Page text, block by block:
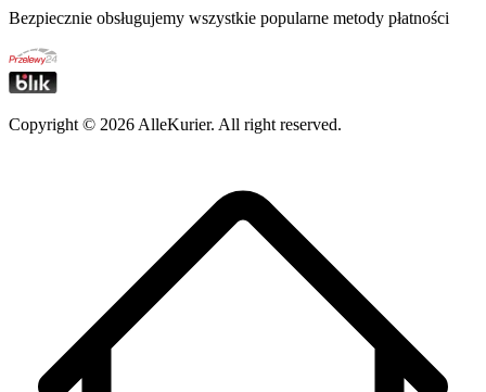
Bezpiecznie obsługujemy wszystkie popularne metody płatności
Copyright © 2026 AlleKurier. All right reserved.